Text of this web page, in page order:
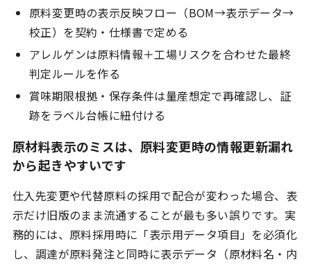
原料変更時の表示反映フロー（BOM→表示データ→
校正）を契約・仕様書で定める
アレルゲンは原料情報＋工場リスクを合わせた最終
判定ルールを作る
賞味期限根拠・保存条件は量産想定で再確認し、証
跡をラベル台帳に紐付ける
原材料表示のミスは、原料変更時の情報更新漏れ
から起きやすいです
仕入先変更や代替原料の採用で配合が変わった場合、表
示だけ旧版のまま流通することが最も多い誤りです。実
務的には、原料採用時に「表示用データ項目」を必須化
し、調達が原料発注と同時に表示データ（原材料名・内